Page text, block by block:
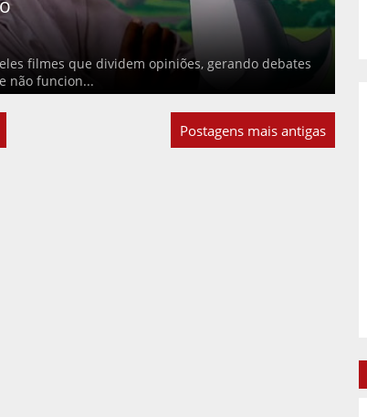
filmes que dividem opiniões, gerando debates
não funcion...
Postagens mais antigas